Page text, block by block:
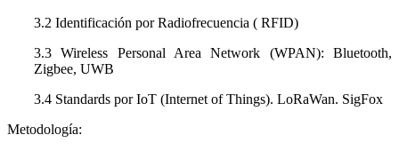
3.2 Identificación por Radiofrecuencia ( RFID)
3.3 Wireless Personal Area Network (WPAN): Bluetooth,
Zigbee, UWB
3.4 Standards por IoT (Internet of Things). LoRaWan. SigFox
Metodología: